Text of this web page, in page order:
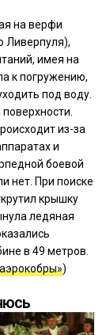
на верфи
Ливерпуля),
имея на
к погружению,
под воду.
из-за
и
боевой
нет. При поиске
крышку
ледяная
в 49 метров.
)